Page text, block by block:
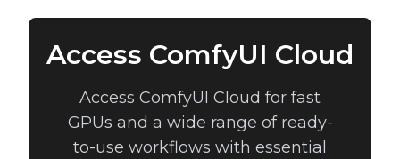
Access ComfyUI Cloud
Access ComfyUI Cloud for fast
GPUs and a wide range of ready-
to-use workflows with essential